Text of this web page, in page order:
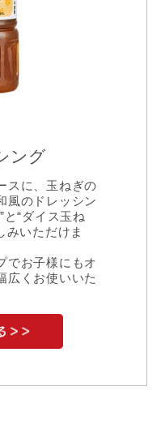
ング
スに、玉ねぎの
風のドレッシン
と“ダイス玉ね
みいただけま
でお子様にもオ
広くお使いいた